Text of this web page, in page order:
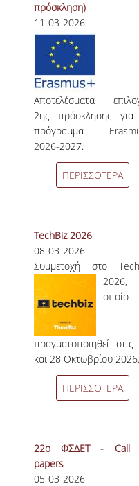
πρόσκληση)
11-03-2026
Αποτελέσματα
2ης πρόσκλησης
πρόγραμμα
2026-2027.
ΠΕΡΙΣΣΟΤΕΡΑ
TechBiz 2026
08-03-2026
Συμμετοχή στο
2026,
οποίο
πραγματοποιηθεί
και 28 Οκτωβρίου 2026.
ΠΕΡΙΣΣΟΤΕΡΑ
22ο ΦΣΔΕΤ - Call
papers
05-03-2026